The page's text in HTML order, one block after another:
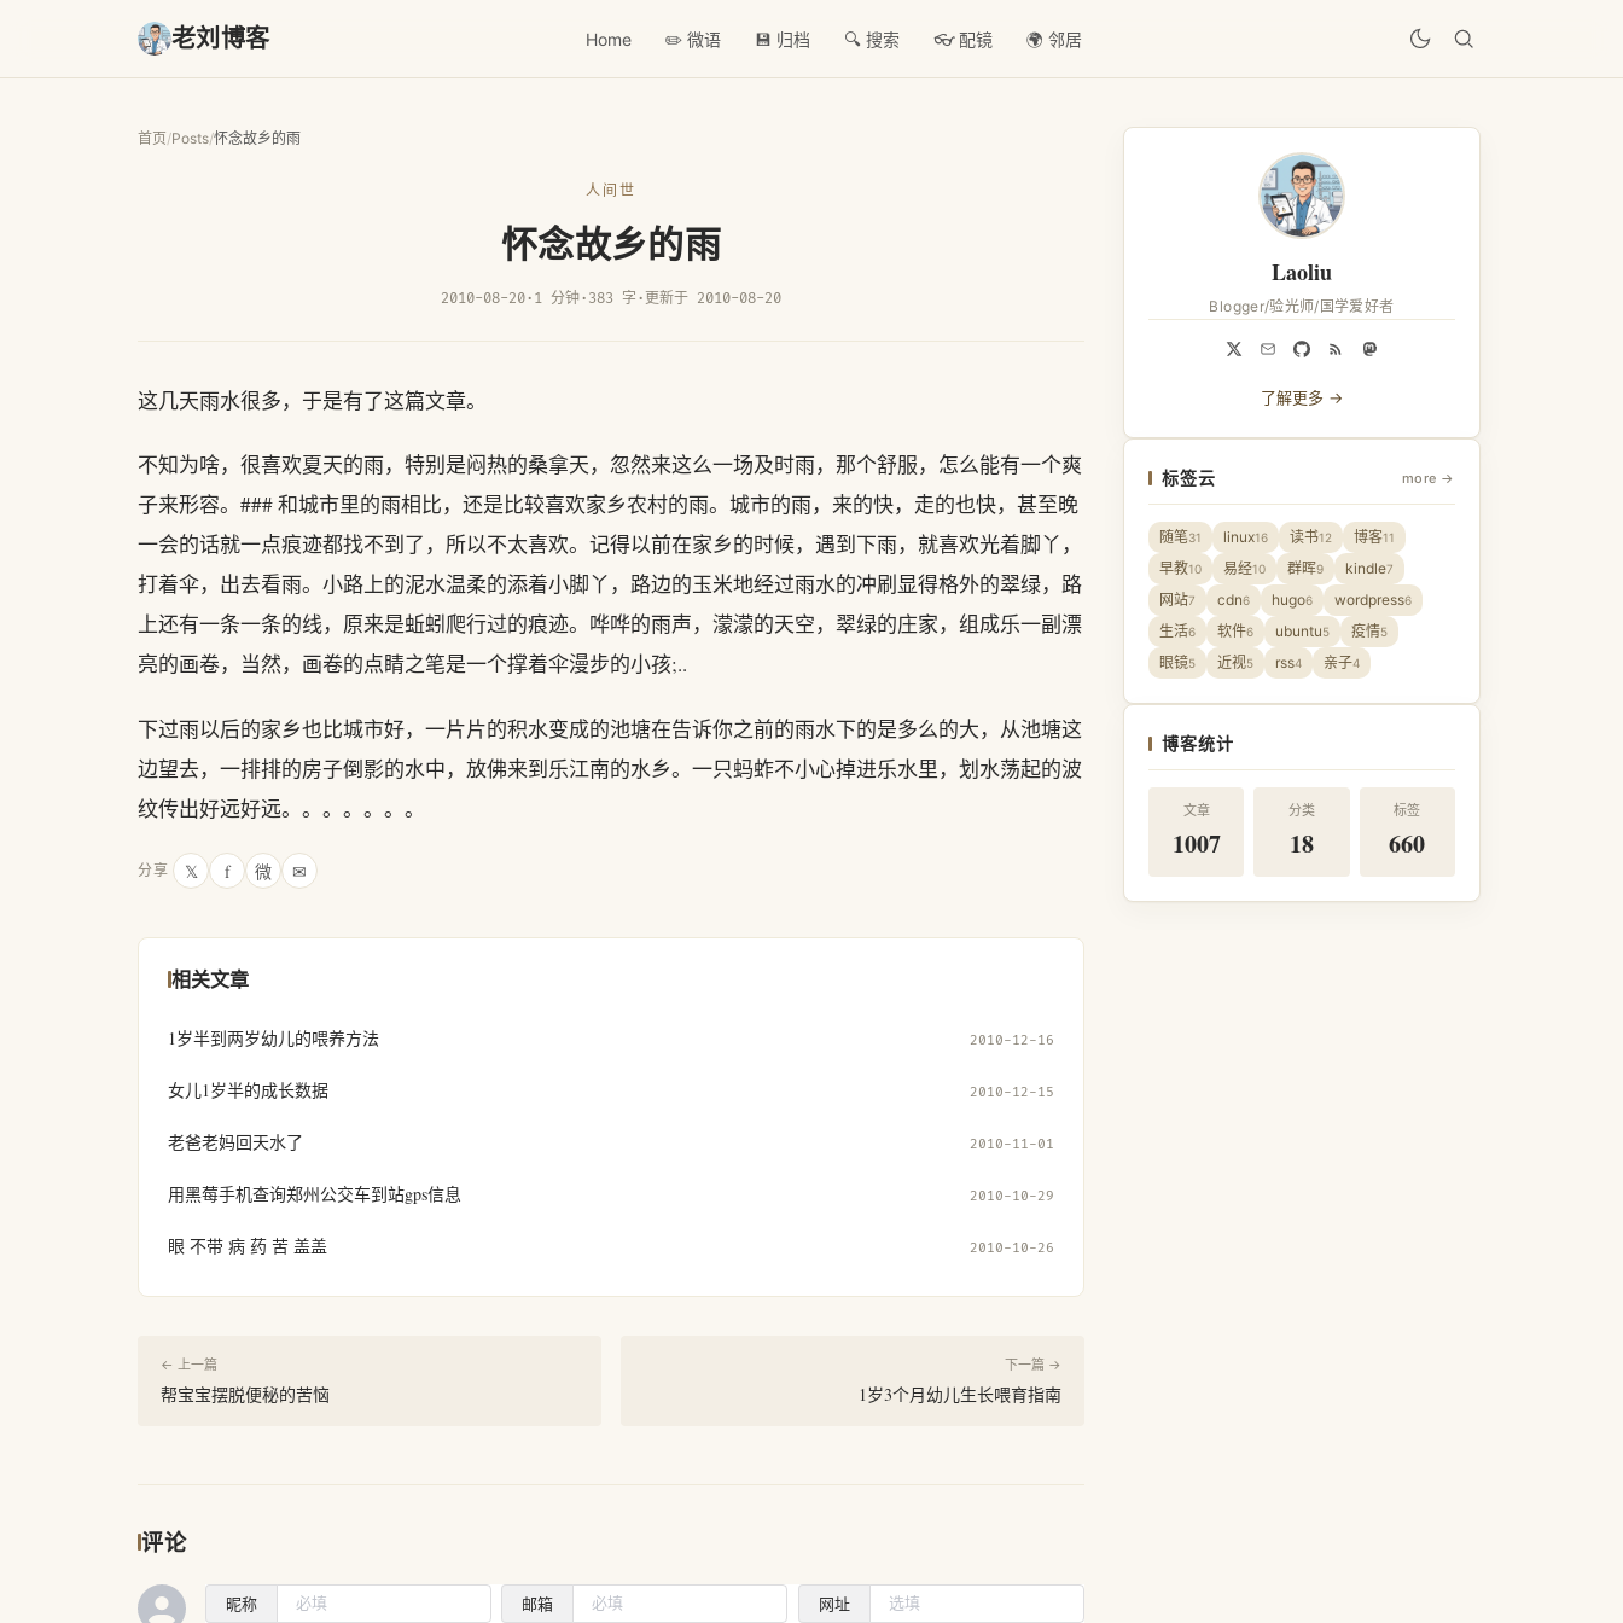
老刘博客 Home ✏️ 微语 💾 归档 🔍 搜索 👓 配镜 🌍 邻居
首页/Posts/怀念故乡的雨
人间世
怀念故乡的雨
2010-08-20· 1 分钟· 383 字 · 更新于 2010-08-20
这几天雨水很多，于是有了这篇文章。
不知为啥，很喜欢夏天的雨，特别是闷热的桑拿天，忽然来这么一场及时雨，那个舒服，怎么能有一个爽
子来形容。### 和城市里的雨相比，还是比较喜欢家乡农村的雨。城市的雨，来的快，走的也快，甚至晚
一会的话就一点痕迹都找不到了，所以不太喜欢。记得以前在家乡的时候，遇到下雨，就喜欢光着脚丫，
打着伞，出去看雨。小路上的泥水温柔的添着小脚丫，路边的玉米地经过雨水的冲刷显得格外的翠绿，路
上还有一条一条的线，原来是蚯蚓爬行过的痕迹。哗哗的雨声，濛濛的天空，翠绿的庄家，组成乐一副漂
亮的画卷，当然，画卷的点睛之笔是一个撑着伞漫步的小孩;..
下过雨以后的家乡也比城市好，一片片的积水变成的池塘在告诉你之前的雨水下的是多么的大，从池塘这
边望去，一排排的房子倒影的水中，放佛来到乐江南的水乡。一只蚂蚱不小心掉进乐水里，划水荡起的波
纹传出好远好远。。。。。。。
分享 𝕏 f 微 ✉
相关文章
1岁半到两岁幼儿的喂养方法 2010-12-16
女儿1岁半的成长数据 2010-12-15
老爸老妈回天水了 2010-11-01
用黑莓手机查询郑州公交车到站gps信息 2010-10-29
眼 不带 病 药 苦 盖盖 2010-10-26
← 上一篇
帮宝宝摆脱便秘的苦恼
下一篇 →
1岁3个月幼儿生长喂育指南
评论
昵称 邮箱 网址
Laoliu
Blogger/验光师/国学爱好者
了解更多 →
标签云 more →
随笔31 linux16 读书12 博客11
早教10 易经10 群晖9 kindle7
网站7 cdn6 hugo6 wordpress6
生活6 软件6 ubuntu5 疫情5
眼镜5 近视5 rss4 亲子4
博客统计
文章
1007
分类
18
标签
660